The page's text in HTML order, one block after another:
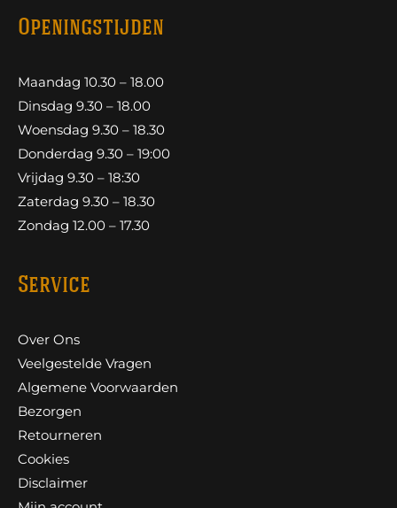
Openingstijden
Maandag 10.30 – 18.00
Dinsdag 9.30 – 18.00
Woensdag 9.30 – 18.30
Donderdag 9.30 – 19:00
Vrijdag 9.30 – 18:30
Zaterdag 9.30 – 18.30
Zondag 12.00 – 17.30
Service
Over Ons
Veelgestelde Vragen
Algemene Voorwaarden
Bezorgen
Retourneren
Cookies
Disclaimer